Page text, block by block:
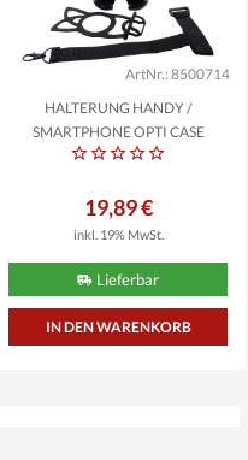
ArtNr.: 8500714
HALTERUNG HANDY /
SMARTPHONE OPTI CASE
AIRFLOW...
19,89 €
inkl. 19% MwSt.
Lieferbar